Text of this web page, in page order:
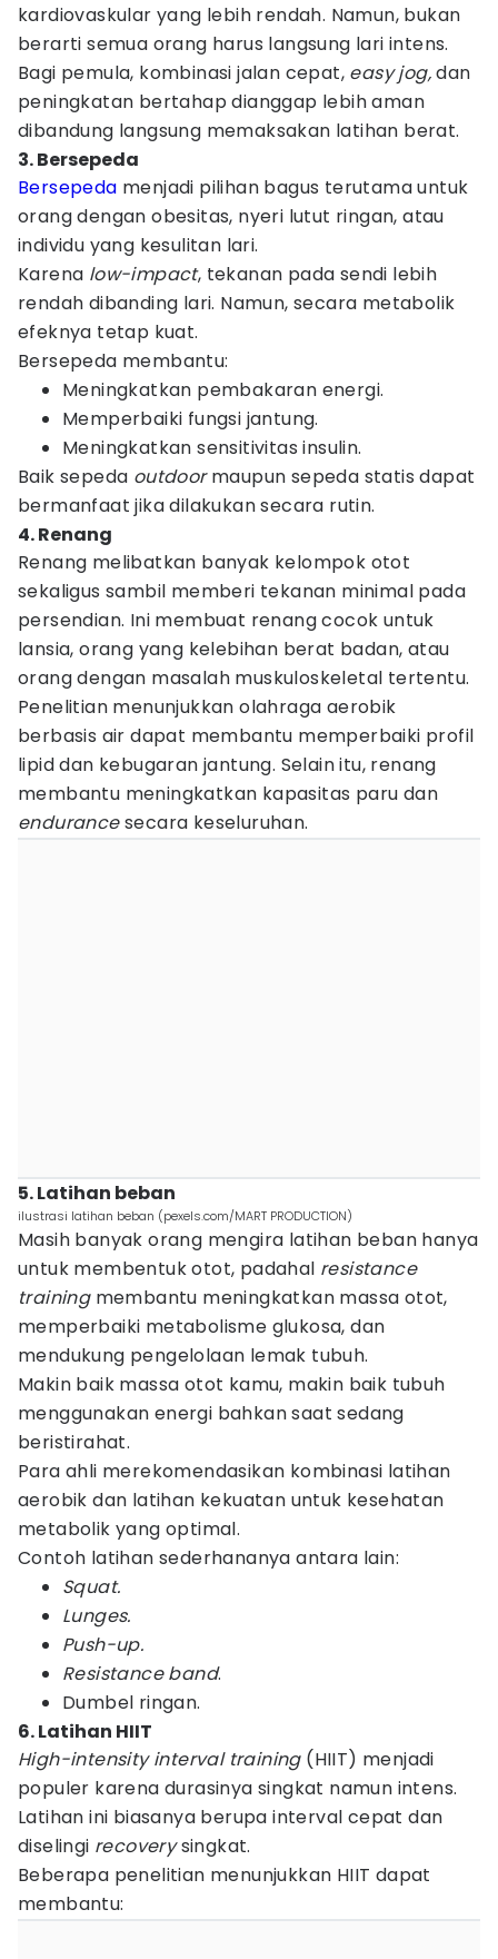
kardiovaskular yang lebih rendah. Namun, bukan
berarti semua orang harus langsung lari intens.
Bagi pemula, kombinasi jalan cepat, easy jog,dan
peningkatan bertahap dianggap lebih aman
dibandung langsung memaksakan latihan berat.
3. Bersepeda
Bersepeda menjadi pilihan bagus terutama untuk
orang dengan obesitas, nyeri lutut ringan, atau
individu yang kesulitan lari.
Karena low-impact, tekanan pada sendi lebih
rendah dibanding lari. Namun, secara metabolik
efeknya tetap kuat.
Bersepeda membantu:
Meningkatkan pembakaran energi.
Memperbaiki fungsi jantung.
Meningkatkan sensitivitas insulin.
Baik sepeda outdoormaupun sepeda statis dapat
bermanfaat jika dilakukan secara rutin.
4. Renang
Renang melibatkan banyak kelompok otot
sekaligus sambil memberi tekanan minimal pada
persendian. Ini membuat renang cocok untuk
lansia, orang yang kelebihan berat badan, atau
orang dengan masalah muskuloskeletal tertentu.
Penelitian menunjukkan olahraga aerobik
berbasis air dapat membantu memperbaiki profil
lipid dan kebugaran jantung. Selain itu, renang
membantu meningkatkan kapasitas paru dan
endurancesecara keseluruhan.
5. Latihan beban
ilustrasi latihan beban (pexels.com/MART PRODUCTION)
Masih banyak orang mengira latihan beban hanya
untuk membentuk otot, padahal resistance
trainingmembantu meningkatkan massa otot,
memperbaiki metabolisme glukosa, dan
mendukung pengelolaan lemak tubuh.
Makin baik massa otot kamu, makin baik tubuh
menggunakan energi bahkan saat sedang
beristirahat.
Para ahli merekomendasikan kombinasi latihan
aerobik dan latihan kekuatan untuk kesehatan
metabolik yang optimal.
Contoh latihan sederhananya antara lain:
Squat.
Lunges.
Push-up.
Resistance band.
Dumbel ringan.
6. Latihan HIIT
High-intensity interval training(HIIT) menjadi
populer karena durasinya singkat namun intens.
Latihan ini biasanya berupa interval cepat dan
diselingi recoverysingkat.
Beberapa penelitian menunjukkan HIIT dapat
membantu: